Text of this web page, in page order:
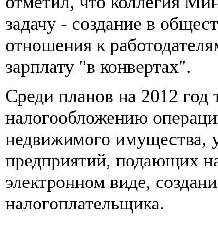
задачу - создание в
отношения к
зарплату "в конвертах".
Среди планов на 2012 год
налогообложению
недвижимого имущества,
предприятий, подающих
электронном виде,
налогоплательщика.